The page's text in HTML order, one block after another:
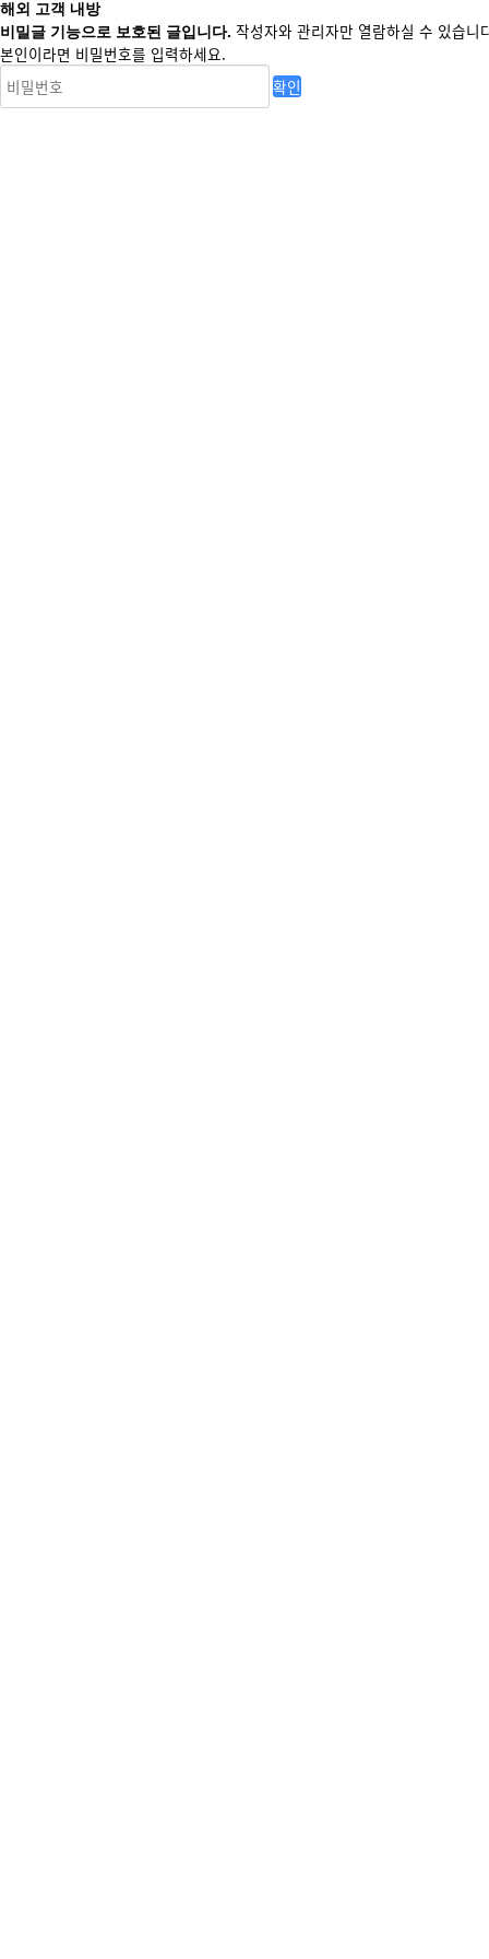
해외 고객 내방
비밀글 기능으로 보호된 글입니다. 작성자와 관리자만 열람하실 수 있습니
본인이라면 비밀번호를 입력하세요.